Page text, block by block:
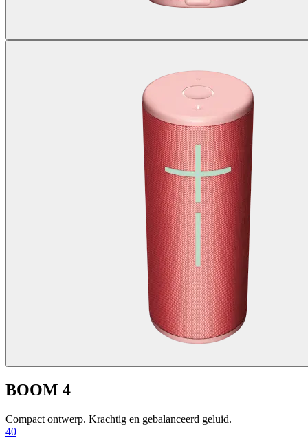
BOOM 4
Compact ontwerp. Krachtig en gebalanceerd geluid.
40